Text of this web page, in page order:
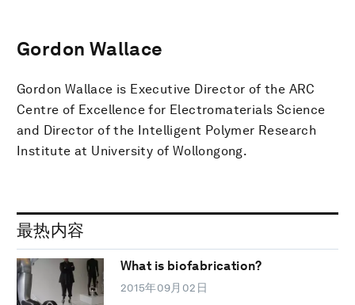
Gordon Wallace
Gordon Wallace is Executive Director of the ARC
Centre of Excellence for Electromaterials Science
and Director of the Intelligent Polymer Research
Institute at University of Wollongong.
最热内容
What is biofabrication?
2015年09月02日